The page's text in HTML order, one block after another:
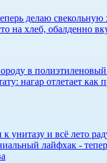
делаю
на хлеб, обалденно
в
нагар отлетает как
унитазу и всё лето
лайфхак -